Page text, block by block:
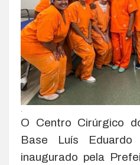
O Centro Cirúrgico
Base Luís Eduardo
inaugurado pela